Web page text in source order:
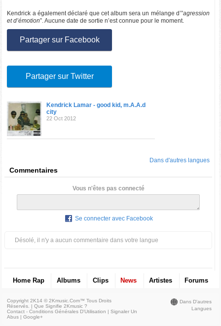
Kendrick a également déclaré que cet album sera un mélange d’”agression
et d’émotion”. Aucune date de sortie n’est connue pour le moment.
Partager sur Facebook
Partager sur Twitter
Kendrick Lamar - good kid, m.A.A.d
city
22 Oct 2012
Dans d'autres langues
Commentaires
Vous n'êtes pas connecté
Se connecter avec Facebook
Désolé, il n'y a aucun commentaire dans votre langue
Home Rap Albums Clips News Artistes Forums
Dans D'autres
Langues
Copyright 2K14 © 2Kmusic.com™Tous Droits
Réservés. |Que Signifie 2Kmusic ?
Contact - Conditions Générales D'Utilisation |Signaler Un
Abus |Google+